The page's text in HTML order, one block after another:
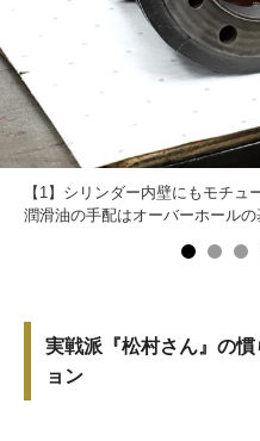
【1】シリンダー内壁にもモチ
潤滑油の手配はオーバーホールの
実戦派『松村さん』の
ョン